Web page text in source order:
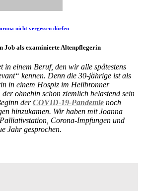
nicht vergessen dürfen
Job als examinierte Altenpflegerin
in einem Beruf, den wir alle spätestens
kennen. Denn die 30-jährige ist als
in einem Hospiz im Heilbronner
ohnehin schon ziemlich belastend sein
derCOVID-19-Pandemie noch
hinzukamen. Wir haben mit Joanna
Corona-Impfungen und
Jahr gesprochen.